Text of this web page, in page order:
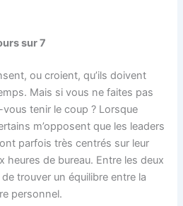
sur 7
ou croient, qu’ils doivent
Mais si vous ne faites pas
tenir le coup ? Lorsque
m’opposent que les leaders
parfois très centrés sur leur
heures de bureau. Entre les deux
trouver un équilibre entre la
personnel.